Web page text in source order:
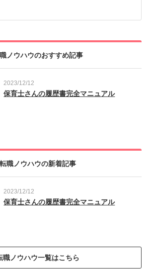
ノウハウのおすすめ記事
2023/12/12
保育士さんの履歴書完全マニュアル
転職ノウハウの新着記事
2023/12/12
保育士さんの履歴書完全マニュアル
職ノウハウ一覧はこちら